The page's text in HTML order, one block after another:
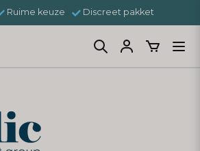
Ruime keuze Discreet pakket